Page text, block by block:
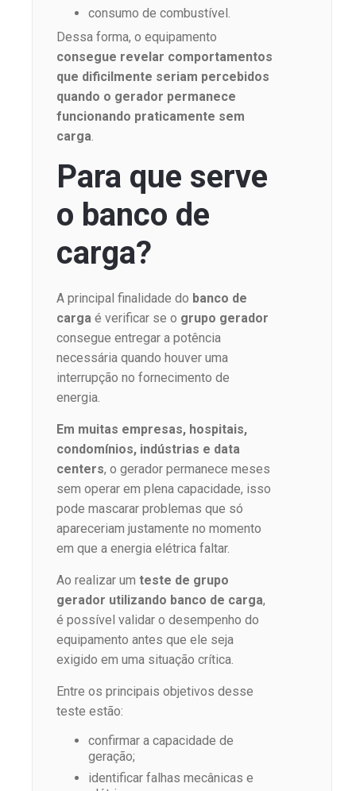
consumo de combustível.
Dessa forma, o equipamento
consegue revelar comportamentos
que dificilmente seriam percebidos
quando o gerador permanece
funcionando praticamente sem
carga
Para que serve
o banco de
carga?
A principal finalidade do banco de
carga é verificar se o grupo gerador
consegue entregar a potência
necessária quando houver uma
interrupção no fornecimento de
energia.
Em muitas empresas, hospitais,
condomínios, indústrias e data
centers, o gerador permanece meses
sem operar em plena capacidade, isso
pode mascarar problemas que só
apareceriam justamente no momento
em que a energia elétrica faltar.
Ao realizar um teste de grupo
gerador utilizando banco de carga,
é possível validar o desempenho do
equipamento antes que ele seja
exigido em uma situação crítica.
Entre os principais objetivos desse
teste estão:
confirmar a capacidade de
geração;
identificar falhas mecânicas e